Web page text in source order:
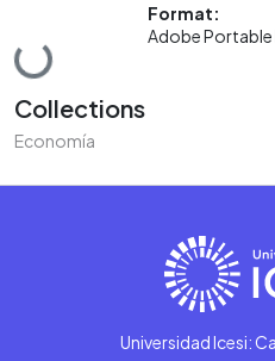
Loading...
Format:
Adobe
Collections
Economía
Universidad Icesi: